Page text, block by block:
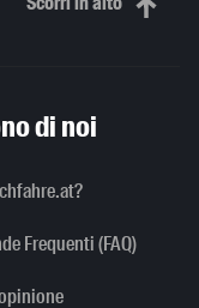
Scorri in alto
di noi
Frequenti (FAQ)